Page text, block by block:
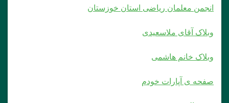
انجمن معلمان ریاضی استان خوزستان
وبلاک آقای ملاسعیدی
وبلاک خانم هاشمی
صفحه ی آپارات خودم